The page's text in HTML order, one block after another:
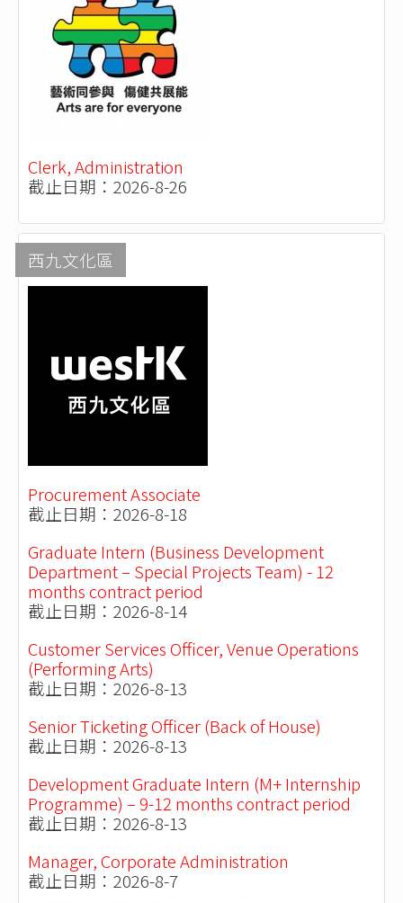
Clerk, Administration
截止日期：2026-8-26
西九文化區
Procurement Associate
截止日期：2026-8-18
Graduate Intern (Business Development
Department – Special Projects Team) - 12
months contract period
截止日期：2026-8-14
Customer Services Officer, Venue Operations
(Performing Arts)
截止日期：2026-8-13
Senior Ticketing Officer (Back of House)
截止日期：2026-8-13
Development Graduate Intern (M+ Internship
Programme) – 9-12 months contract period
截止日期：2026-8-13
Manager, Corporate Administration
截止日期：2026-8-7